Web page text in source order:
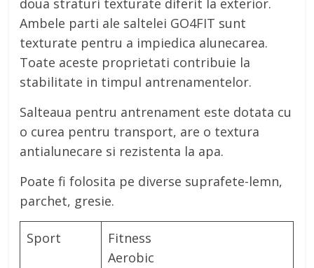
doua straturi texturate diferit la exterior.
Ambele parti ale saltelei GO4FIT sunt
texturate pentru a impiedica alunecarea.
Toate aceste proprietati contribuie la
stabilitate in timpul antrenamentelor.
Salteaua pentru antrenament este dotata cu
o curea pentru transport, are o textura
antialunecare si rezistenta la apa.
Poate fi folosita pe diverse suprafete-lemn,
parchet, gresie.
Sport
Fitness
Aerobic